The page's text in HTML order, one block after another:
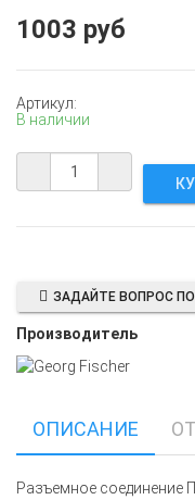
1003 руб
Артикул:
В наличии
ЗАДАЙТЕ ВОПРОС
Производитель
ОПИСАНИЕ
Разъемное соединение